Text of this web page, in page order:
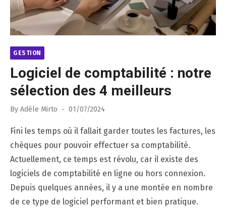
GESTION
Logiciel de comptabilité : notre
sélection des 4 meilleurs
By Adèle Mirto
Posted
01/07/2024
Fini les temps où il fallait garder toutes les factures, les
chèques pour pouvoir effectuer sa comptabilité.
Actuellement, ce temps est révolu, car il existe des
logiciels de comptabilité en ligne ou hors connexion.
Depuis quelques années, il y a une montée en nombre
de ce type de logiciel performant et bien pratique.